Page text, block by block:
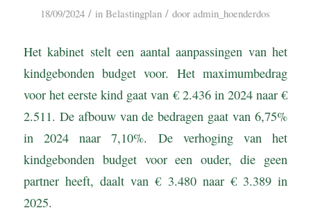
18/09/2024 / inBelastingplan / dooradmin_hoenderdos
Het kabinet stelt een aantal aanpassingen van het
kindgebonden budget voor. Het maximumbedrag
voor het eerste kind gaat van € 2.436 in 2024 naar €
2.511. De afbouw van de bedragen gaat van 6,75%
in 2024 naar 7,10%. De verhoging van het
kindgebonden budget voor een ouder, die geen
partner heeft, daalt van € 3.480 naar € 3.389 in
2025.